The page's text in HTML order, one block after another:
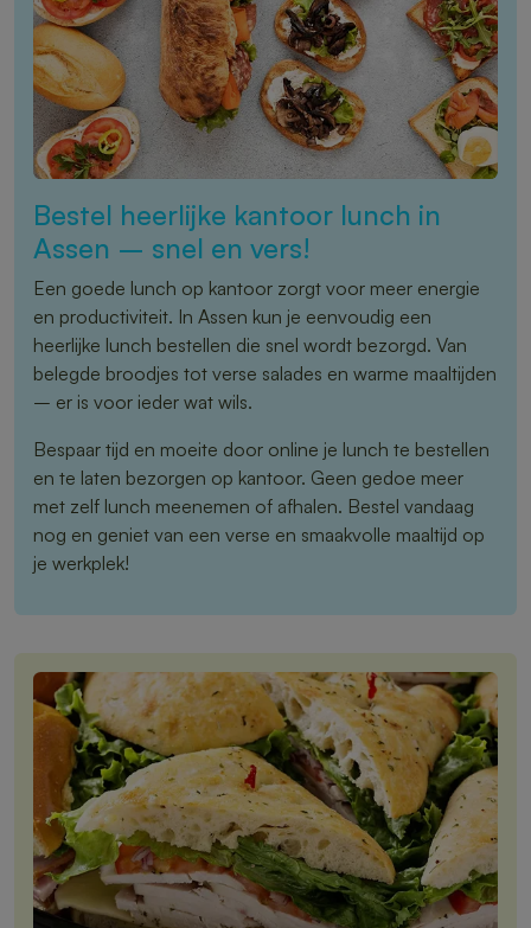
Bestel heerlijke kantoor lunch in
Assen – snel en vers!
Een goede lunch op kantoor zorgt voor meer energie
en productiviteit. In Assen kun je eenvoudig een
heerlijke lunch bestellen die snel wordt bezorgd. Van
belegde broodjes tot verse salades en warme maaltijden
– er is voor ieder wat wils.
Bespaar tijd en moeite door online je lunch te bestellen
en te laten bezorgen op kantoor. Geen gedoe meer
met zelf lunch meenemen of afhalen. Bestel vandaag
nog en geniet van een verse en smaakvolle maaltijd op
je werkplek!